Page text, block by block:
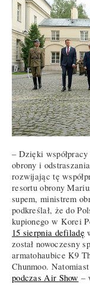
– Dzięki
obrony i
rozwijając tę
resortu obrony
supem, ministrem
podkreślał, że do
kupionego w Korei
15 sierpnia defiladę
został nowoczesny
armatohaubice K9
Chunmoo. Natomiast
podczas Air Show –